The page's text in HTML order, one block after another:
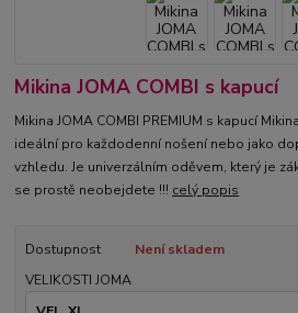
Mikina JOMA COMBI s kapucí
Mikina JOMA COMBI PREMIUM s kapucí
ideální pro každodenní nošení nebo jako
vzhledu. Je univerzálním oděvem, který je
se prostě neobejdete !!! celý popis
Dostupnost
Není skladem
VELIKOSTI JOMA